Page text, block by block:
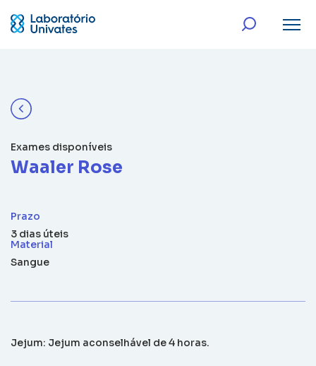
Exames disponíveis
Waaler Rose
Prazo
3 dias úteis
Material
Sangue
Jejum: Jejum aconselhável de 4 horas.